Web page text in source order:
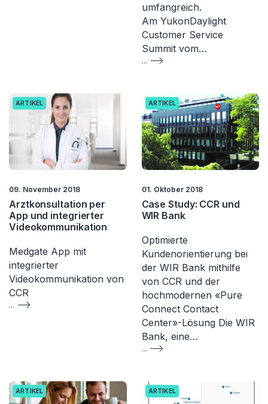
umfangreich.
Am YukonDaylight
Customer Service
Summit vom…
...
ARTIKEL
09. November 2018
Arztkonsultation per
App und integrierter
Videokommunikation
Medgate App mit
integrierter
Videokommunikation von
CCR
...
ARTIKEL
01. Oktober 2018
Case Study: CCR und
WIR Bank
Optimierte
Kundenorientierung bei
der WIR Bank mithilfe
von CCR und der
hochmodernen «Pure
Connect Contact
Center»-Lösung Die WIR
Bank, eine…
...
ARTIKEL ARTIKEL